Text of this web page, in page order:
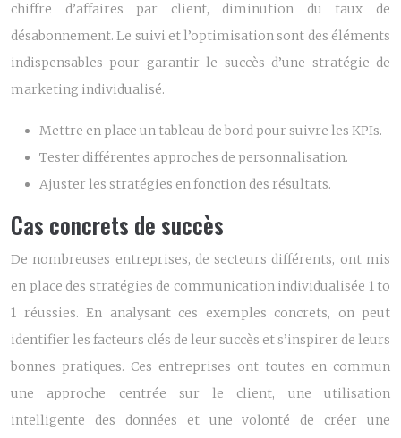
chiffre d’affaires par client, diminution du taux de
désabonnement. Le suivi et l’optimisation sont des éléments
indispensables pour garantir le succès d’une stratégie de
marketing individualisé.
Mettre en place un tableau de bord pour suivre les KPIs.
Tester différentes approches de personnalisation.
Ajuster les stratégies en fonction des résultats.
Cas concrets de succès
De nombreuses entreprises, de secteurs différents, ont mis
en place des stratégies de communication individualisée 1 to
1 réussies. En analysant ces exemples concrets, on peut
identifier les facteurs clés de leur succès et s’inspirer de leurs
bonnes pratiques. Ces entreprises ont toutes en commun
une approche centrée sur le client, une utilisation
intelligente des données et une volonté de créer une